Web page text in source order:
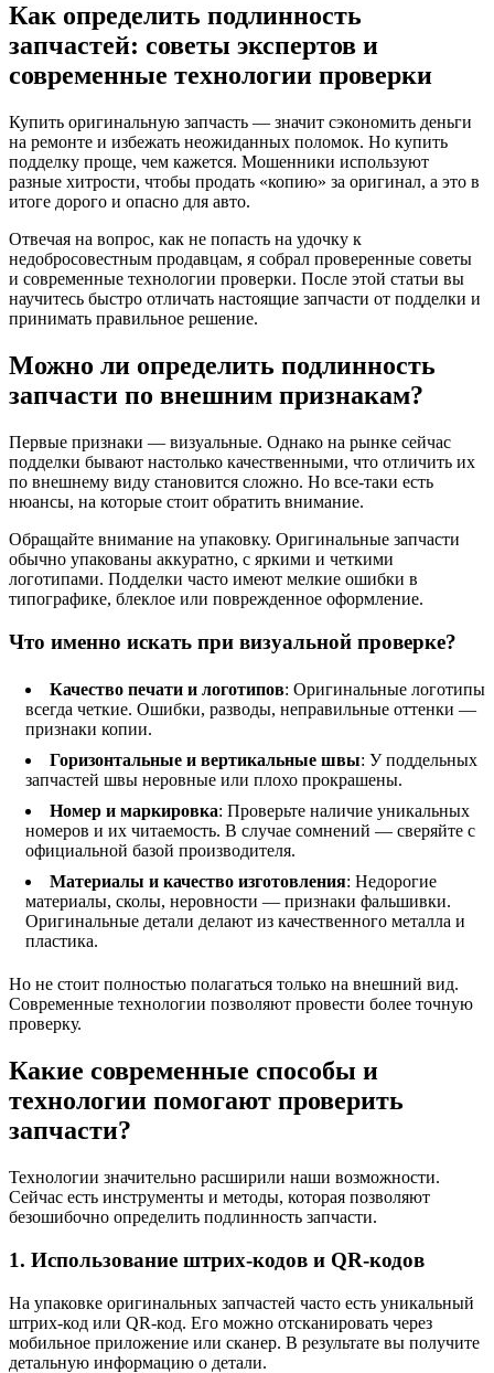
Как определить подлинность
запчастей: советы экспертов и
современные технологии проверки
Купить оригинальную запчасть — значит сэкономить деньги
на ремонте и избежать неожиданных поломок. Но купить
подделку проще, чем кажется. Мошенники используют
разные хитрости, чтобы продать «копию» за оригинал, а это в
итоге дорого и опасно для авто.
Отвечая на вопрос, как не попасть на удочку к
недобросовестным продавцам, я собрал проверенные советы
и современные технологии проверки. После этой статьи вы
научитесь быстро отличать настоящие запчасти от подделки и
принимать правильное решение.
Можно ли определить подлинность
запчасти по внешним признакам?
Первые признаки — визуальные. Однако на рынке сейчас
подделки бывают настолько качественными, что отличить их
по внешнему виду становится сложно. Но все-таки есть
нюансы, на которые стоит обратить внимание.
Обращайте внимание на упаковку. Оригинальные запчасти
обычно упакованы аккуратно, с яркими и четкими
логотипами. Подделки часто имеют мелкие ошибки в
типографике, блеклое или поврежденное оформление.
Что именно искать при визуальной проверке?
Качество печати и логотипов: Оригинальные логотипы
всегда четкие. Ошибки, разводы, неправильные оттенки —
признаки копии.
Горизонтальные и вертикальные швы: У поддельных
запчастей швы неровные или плохо прокрашены.
Номер и маркировка: Проверьте наличие уникальных
номеров и их читаемость. В случае сомнений — сверяйте с
официальной базой производителя.
Материалы и качество изготовления: Недорогие
материалы, сколы, неровности — признаки фальшивки.
Оригинальные детали делают из качественного металла и
пластика.
Но не стоит полностью полагаться только на внешний вид.
Современные технологии позволяют провести более точную
проверку.
Какие современные способы и
технологии помогают проверить
запчасти?
Технологии значительно расширили наши возможности.
Сейчас есть инструменты и методы, которая позволяют
безошибочно определить подлинность запчасти.
1. Использование штрих-кодов и QR-кодов
На упаковке оригинальных запчастей часто есть уникальный
штрих-код или QR-код. Его можно отсканировать через
мобильное приложение или сканер. В результате вы получите
детальную информацию о детали.